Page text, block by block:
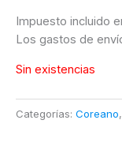
Impuesto incluido
Los gastos de
Sin existencias
Categorías: Coreano,